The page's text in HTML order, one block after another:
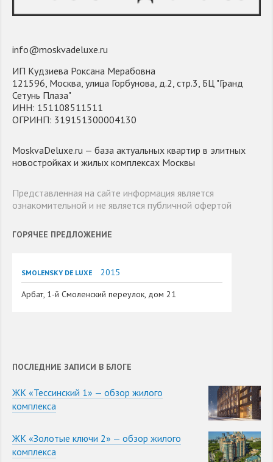
info@moskvadeluxe.ru
ИП Кудзиева Роксана Мерабовна
121596, Москва, улица Горбунова, д.2, стр.3, БЦ "Гранд
Сетунь Плаза"
ИНН: 151108511511
ОГРИНП: 319151300004130
MoskvaDeluxe.ru — база актуальных квартир в элитных
новостройках и жилых комплексах Москвы
Представленная на сайте информация является
ознакомительной и не является публичной офертой
ГОРЯЧЕЕ ПРЕДЛОЖЕНИЕ
SMOLENSKY DE LUXE
2015
Арбат, 1-й Смоленский переулок, дом 21
ПОСЛЕДНИЕ ЗАПИСИ В БЛОГЕ
ЖК «Тессинский 1» — обзор жилого
комплекса
ЖК «Золотые ключи 2» — обзор жилого
комплекса